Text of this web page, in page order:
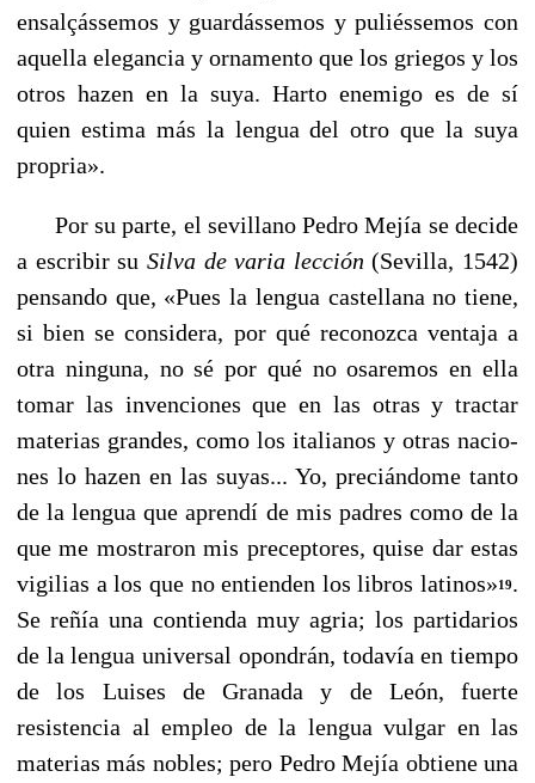
ensalçássemos y guardássemos y puliéssemos con
aquella elegancia y ornamento que los griegos y los
otros hazen en la suya. Harto enemigo es de sí
quien estima más la lengua del otro que la suya
propria».
Por su parte, el sevillano Pedro Mejía se decide
a escri­bir su Silva de varia lección(Sevilla, 1542)
pensando que, «Pues la lengua castellana no tiene,
si bien se considera, por qué reconozca ventaja a
otra ninguna, no sé por qué no osaremos en ella
tomar las invenciones que en las otras y tractar
materias grandes, como los italianos y otras nacio­
nes lo hazen en las suyas... Yo, preciándome tanto
de la lengua que aprendí de mis padres como de la
que me mostraron mis preceptores, quise dar estas
vigilias a los que no entienden los libros latinos»19.
Se reñía una contienda muy agria; los partidarios
de la lengua universal opondrán, todavía en tiempo
de los Luises de Granada y de León, fuerte
resistencia al empleo de la lengua vulgar en las
materias más nobles; pero Pedro Mejía obtiene una